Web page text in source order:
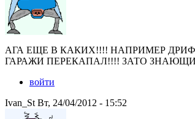
АГА ЕЩЕ В КАКИХ!!!! НАПРИМЕР
ГАРАЖИ ПЕРЕКАПАЛ!!!! ЗАТО
войти
Ivan_St Вт, 24/04/2012 - 15:52